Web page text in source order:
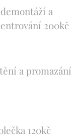
a
200kč
a promazání
120kč